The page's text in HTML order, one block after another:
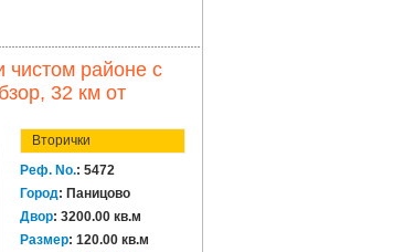
чистом районе с
32 км от
Вторички
Реф. No.: 5472
Город: Паницово
Двор: 3200.00 кв.м
Размер: 120.00 кв.м